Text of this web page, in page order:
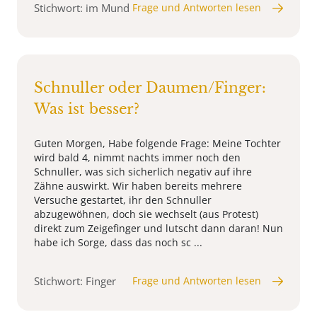
Stichwort: im Mund Frage und Antworten lesen
Schnuller oder Daumen/Finger:
Was ist besser?
Guten Morgen, Habe folgende Frage: Meine Tochter
wird bald 4, nimmt nachts immer noch den
Schnuller, was sich sicherlich negativ auf ihre
Zähne auswirkt. Wir haben bereits mehrere
Versuche gestartet, ihr den Schnuller
abzugewöhnen, doch sie wechselt (aus Protest)
direkt zum Zeigefinger und lutscht dann daran! Nun
habe ich Sorge, dass das noch sc ...
Stichwort: Finger Frage und Antworten lesen